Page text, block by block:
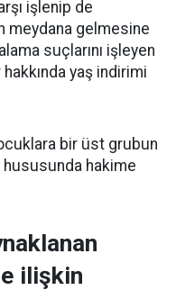
işlenip de
meydana gelmesine
suçlarını işleyen
yaş indirimi
bir üst grubun
hakime
ilişkin